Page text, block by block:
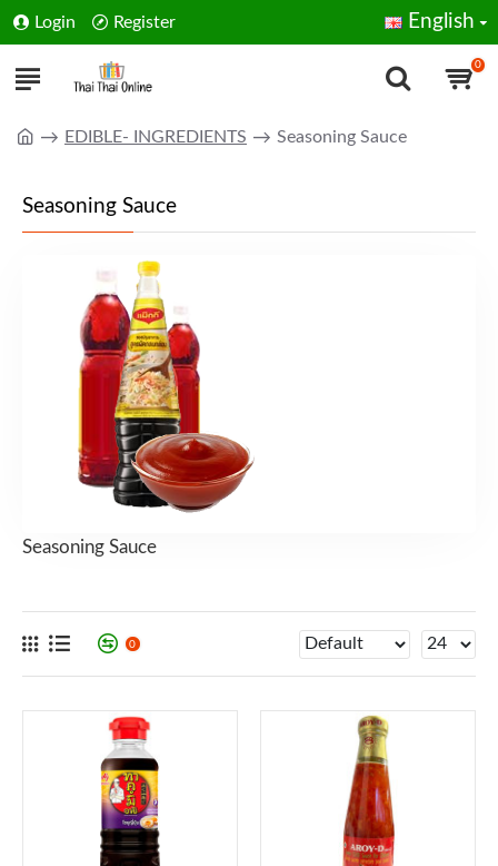
Login Register English
0
EDIBLE- INGREDIENTS Seasoning Sauce
Seasoning Sauce
Seasoning Sauce
0